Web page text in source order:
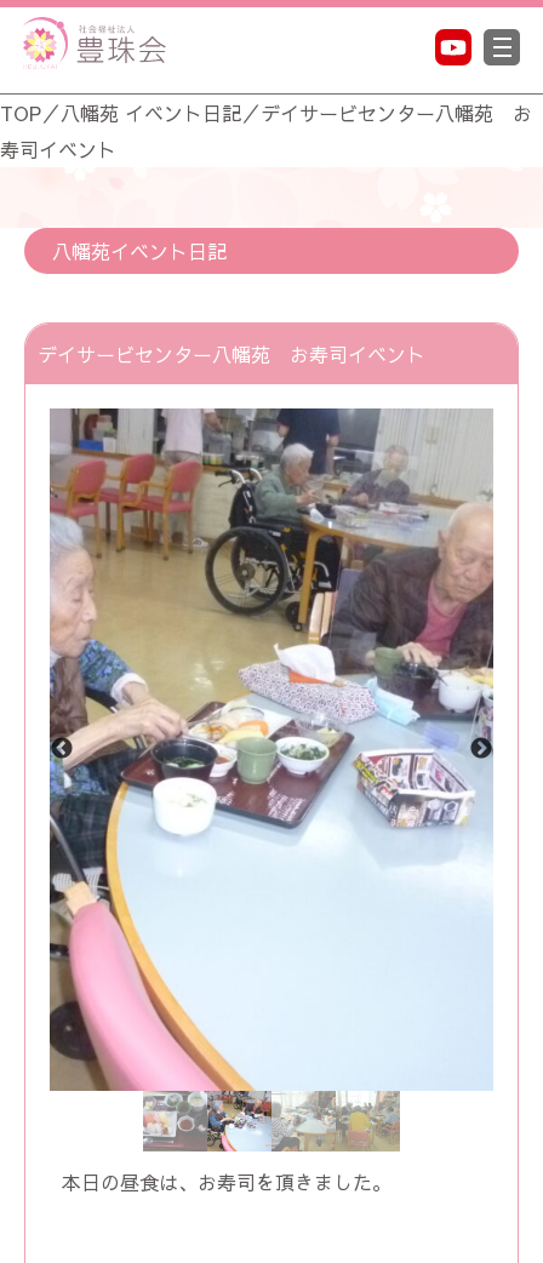
TOP／八幡苑 イベント日記／デイサービセンター八幡苑 お
寿司イベント
八幡苑イベント日記
デイサービセンター八幡苑 お寿司イベント
本日の昼食は、お寿司を頂きました。